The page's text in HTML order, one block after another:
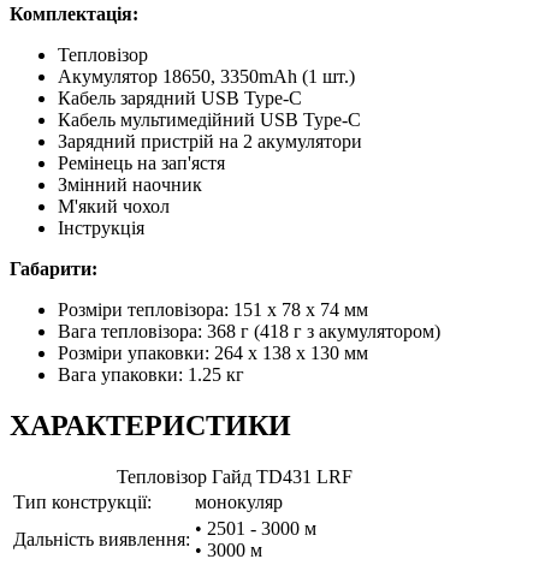
Комплектація:
Тепловізор
Акумулятор 18650, 3350mAh (1 шт.)
Кабель зарядний USB Type-C
Кабель мультимедійний USB Type-C
Зарядний пристрій на 2 акумулятори
Ремінець на зап'ястя
Змінний наочник
М'який чохол
Інструкція
Габарити:
Розміри тепловізора: 151 x 78 x 74 мм
Вага тепловізора: 368 г (418 г з акумулятором)
Розміри упаковки: 264 x 138 x 130 мм
Вага упаковки: 1.25 кг
ХАРАКТЕРИСТИКИ
Тепловізор Гайд TD431 LRF
Тип конструкції:
монокуляр
Дальність виявлення:
• 2501 - 3000 м
• 3000 м